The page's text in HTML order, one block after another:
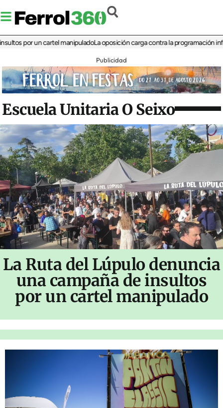
por un cartel manipuladoLa oposición carga contra la programación infantil
Publicidad
Escuela Unitaria O Seixo
La Ruta del Lúpulo denuncia
una campaña de insultos
por un cartel manipulado